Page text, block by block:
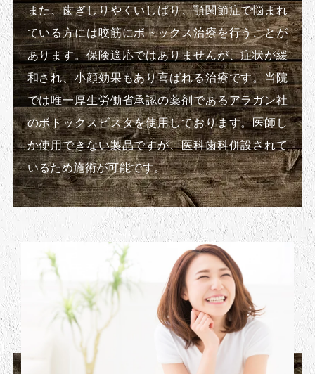
また、歯ぎしりやくいしばり、顎関節症で悩まれ
ている方には咬筋にボトックス治療を行うことが
あります。保険適応ではありませんが、症状が緩
和され、小顔効果もあり喜ばれる治療です。当院
では唯一厚生労働省承認の薬剤であるアラガン社
のボトックスビスタを使用しております。医師し
か使用できない製品ですが、医科歯科併設されて
いるため施術が可能です。